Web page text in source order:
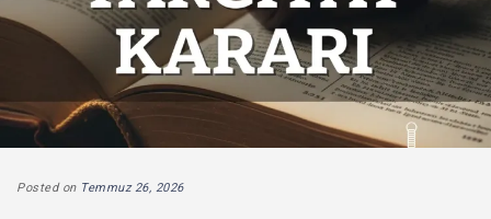
Posted on Temmuz 26, 2026